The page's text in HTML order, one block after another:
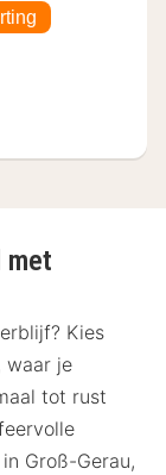
€
186,76
met
Kies
waar je
tot rust
Groß-Gerau,